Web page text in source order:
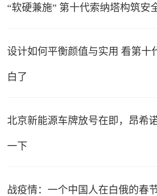
“软硬兼施” 第十代索纳塔构筑安
设计如何平衡颜值与实用 看第十
白了
北京新能源车牌放号在即，昂希
一下
战疫情：一个中国人在白俄的春